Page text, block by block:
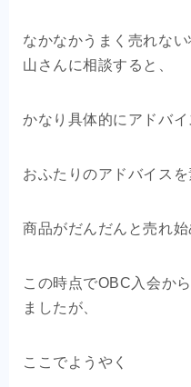
なかなかうまく売れな
山さんに相談すると、
かなり具体的にアドバイ
おふたりのアドバイスを
商品がだんだんと売れ始
この時点でOBC入会か
ましたが、
ここでようやく